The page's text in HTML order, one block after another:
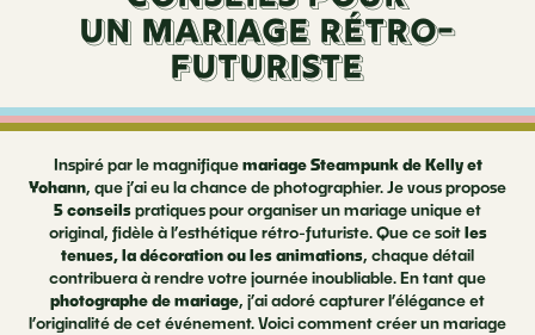
UN MARIAGE RÉTRO-
FUTURISTE
Inspiré par le magnifiquemariage Steampunk de Kelly et
Yohann, que j’ai eu la chance de photographier. Je vous propose
5 conseilspratiques pour organiser un mariage unique et
original, fidèle à l’esthétique rétro-futuriste. Que ce soitles
tenues, la décoration ou les animations, chaque détail
contribuera à rendre votre journée inoubliable. En tant que
photographe de mariage, j’ai adoré capturer l’élégance et
l’originalité de cet événement. Voici comment créer un mariage